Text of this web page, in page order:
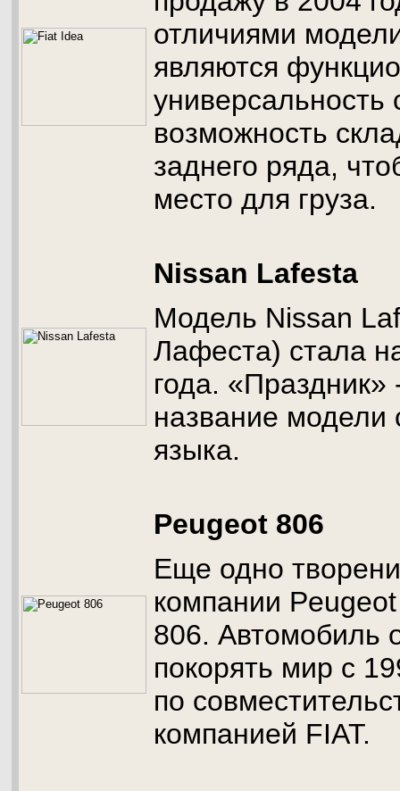
отличиями
являются
универсальность
возможность
заднего ряда,
место для груза.
Nissan Lafesta
Модель Nissan
Лафеста) стала
года. «Праздник»
название модели
языка.
Peugeot 806
Еще одно
компании
806. Автомобиль
покорять мир с
по
компанией FIAT.